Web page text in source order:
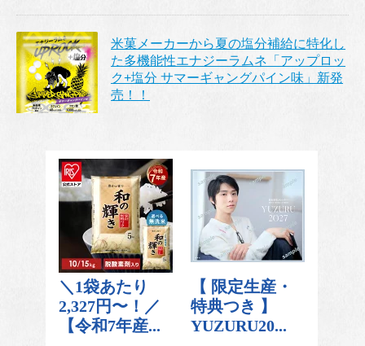
米菓メーカーから夏の塩分補給に特化し
た多機能性エナジーラムネ「アップロッ
ク+塩分 サマーギャングパイン味」新発
売！！